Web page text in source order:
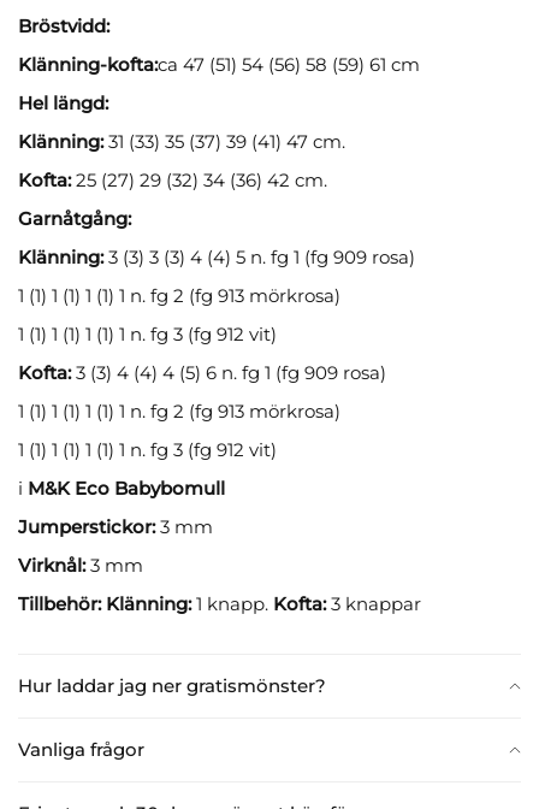
Hur laddar jag ner gratismönster?
Vanliga frågor
Bröstvidd:
Klänning-kofta:ca 47 (51) 54 (56) 58 (59) 61 cm
Hel längd:
Klänning:31 (33) 35 (37) 39 (41) 47 cm.
Kofta:25 (27) 29 (32) 34 (36) 42 cm.
Garnåtgång:
Klänning:3 (3) 3 (3) 4 (4) 5 n. fg 1 (fg 909 rosa)
1 (1) 1 (1) 1 (1) 1 n. fg 2 (fg 913 mörkrosa)
1 (1) 1 (1) 1 (1) 1 n. fg 3 (fg 912 vit)
Kofta:3 (3) 4 (4) 4 (5) 6 n. fg 1 (fg 909 rosa)
1 (1) 1 (1) 1 (1) 1 n. fg 2 (fg 913 mörkrosa)
1 (1) 1 (1) 1 (1) 1 n. fg 3 (fg 912 vit)
i M&K Eco Babybomull
Jumperstickor:3 mm
Virknål:3 mm
Tillbehör: Klänning:1 knapp. Kofta:3 knappar